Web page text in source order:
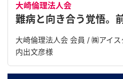
大崎倫理法人会
難病と向き合う覚悟。
大崎倫理法人会 会員 / ㈱アイ
内出文彦様